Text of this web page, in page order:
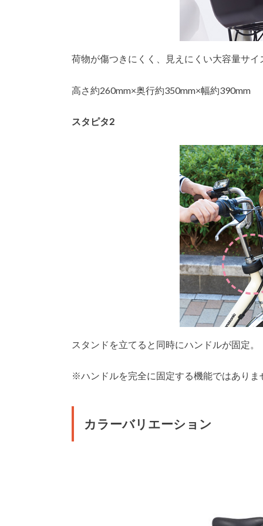
荷物が傷つきにくく、見えにくい大容量サイ
高さ約260mm×奥行約350mm×幅約390mm
スタピタ2
スタンドを立てると同時にハンドルが固定。
※ハンドルを完全に固定する機能ではありま
カラーバリエーション